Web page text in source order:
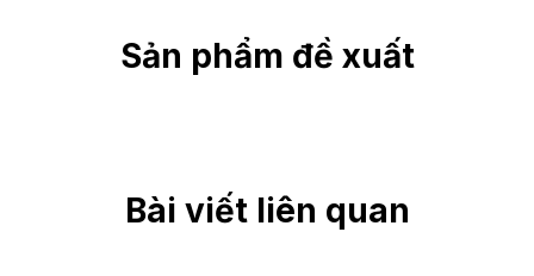
Sản phẩm đề xuất
Bài viết liên quan